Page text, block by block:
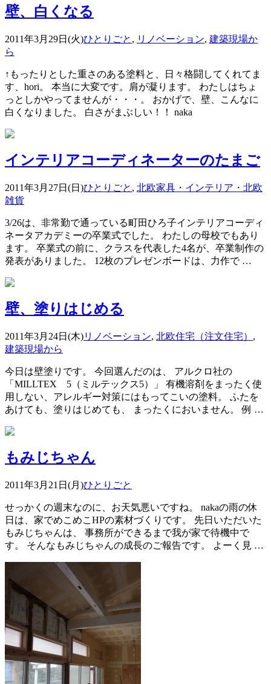
壁、白くなる
2011年3月29日(火)ひとりごと , リノベーション, 建築現場か
ら
↑もったりとした重さのある塗料と、日々格闘してくれてま
す、hori。 本当に大変です。肩が凝ります。 わたしはちょ
っとしかやってませんが・・・。 おかげで、壁、こんなに
白くなりました。 白さがまぶしい！！ naka
インテリアコーディネーターのたまご
2011年3月27日(日)ひとりごと , 北欧家具・インテリア・北欧
雑貨
3/26は、非常勤で通っている町田ひろ子インテリアコーディ
ネータアカデミーの卒業式でした。 わたしの母校でもあり
ます。 卒業式の前に、クラスを代表した4名が、卒業制作の
発表がありました。 12枚のプレゼンボードは、力作で …
壁、塗りはじめる
2011年3月24日(木)リノベーション, 北欧住宅（注文住宅） ,
建築現場から
今日は壁塗りです。 今回選んだのは、 アルクロ社の
「MILLTEX 5（ミルテックス5）」 有機溶剤をまったく使
用しない、アレルギー対策にはもってこいの塗料。 ふたを
あけても、塗りはじめても、 まったくにおいません。 例 …
もみじちゃん
2011年3月21日(月)ひとりごと
せっかくの週末なのに、お天気悪いですね。 nakaの雨の休
日は、家でめこめこHPの素材づくりです。 先日いただいた
もみじちゃんは、 事務所ができるまで我が家で待機中で
す。 そんなもみじちゃんの成長のご報告です。 よーく見 …